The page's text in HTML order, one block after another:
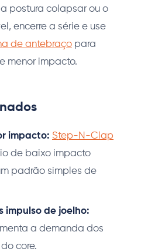
postura colapsar ou o
encerre a série e use
de antebraço para
menor impacto.
impacto: Step-N-Clap
de baixo impacto
padrão simples de
impulso de joelho:
a demanda dos
core.